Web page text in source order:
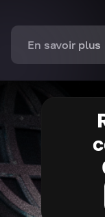
En savoir plus